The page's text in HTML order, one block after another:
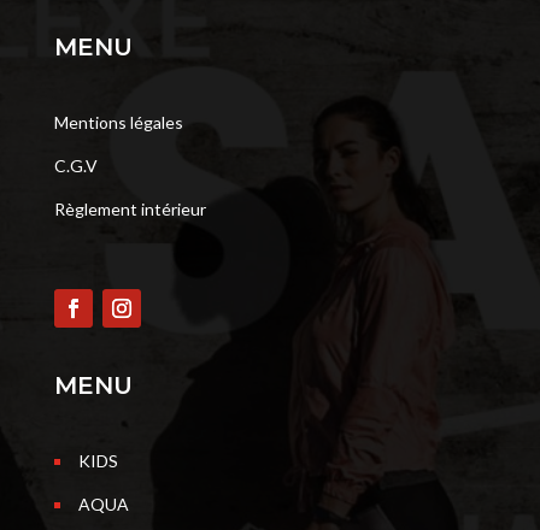
MENU
Mentions légales
C.G.V
Règlement intérieur
MENU
KIDS
AQUA